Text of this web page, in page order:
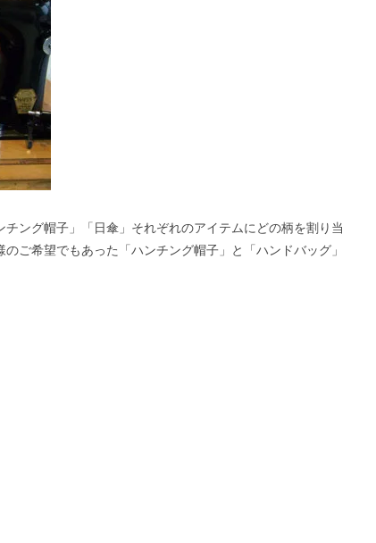
ング帽子」「日傘」それぞれのアイテムにどの柄を割り当
ご希望でもあった「ハンチング帽子」と「ハンドバッグ」